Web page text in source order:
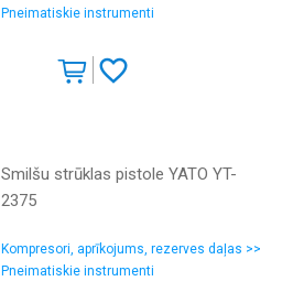
Pneimatiskie instrumenti
Smilšu strūklas pistole YATO YT-
2375
Kompresori, aprīkojums, rezerves daļas >>
Pneimatiskie instrumenti